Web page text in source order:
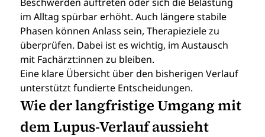
im Alltag spürbar erhöht. Auch längere stabile
Phasen können Anlass sein, Therapieziele zu
überprüfen. Dabei ist es wichtig, im Austausch
mit Fachärzt:innen zu bleiben.
Eine klare Übersicht über den bisherigen Verlauf
unterstützt fundierte Entscheidungen.
Wie der langfristige Umgang mit
dem Lupus-Verlauf aussieht